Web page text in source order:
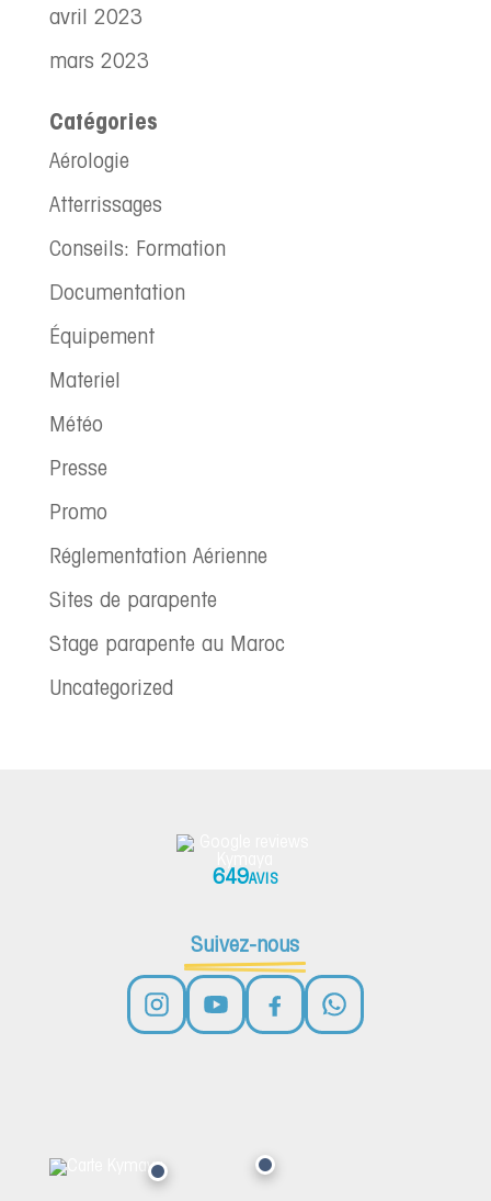
avril 2023
mars 2023
Catégories
Aérologie
Atterrissages
Conseils: Formation
Documentation
Équipement
Materiel
Météo
Presse
Promo
Réglementation Aérienne
Sites de parapente
Stage parapente au Maroc
Uncategorized
649AVIS
Suivez-nous